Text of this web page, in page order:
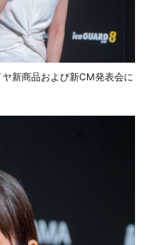
新商品および新CM発表会に